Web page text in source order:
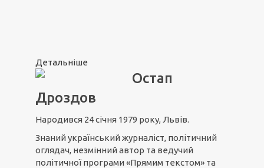
Детальніше
Остап
Дроздов
Народився 24 січня 1979 року, Львів.
Знаний український журналіст, політичний
оглядач, незмінний автор та ведучий
політичної програми «Прямим текстом» та